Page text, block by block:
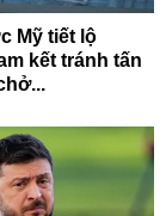
Mỹ tiết lộ
kết tránh tấn